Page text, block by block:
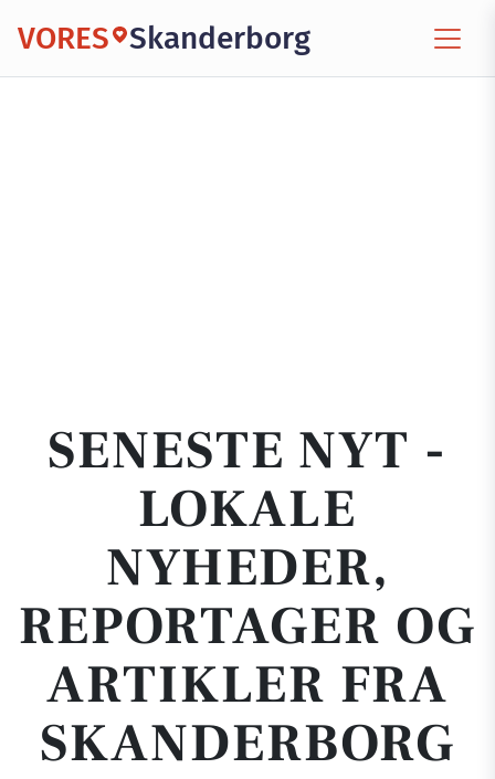
VORES Skanderborg
SENESTE NYT -
LOKALE
NYHEDER,
REPORTAGER OG
ARTIKLER FRA
SKANDERBORG